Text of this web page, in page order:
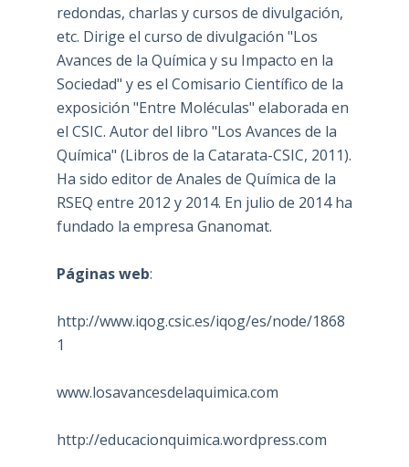
redondas, charlas y cursos de divulgación,
etc. Dirige el curso de divulgación "Los
Avances de la Química y su Impacto en la
Sociedad" y es el Comisario Científico de la
exposición "Entre Moléculas" elaborada en
el CSIC. Autor del libro "Los Avances de la
Química" (Libros de la Catarata-CSIC, 2011).
Ha sido editor de Anales de Química de la
RSEQ entre 2012 y 2014. En julio de 2014 ha
fundado la empresa Gnanomat.
Páginas web:
http://www.iqog.csic.es/iqog/es/node/1868
1
www.losavancesdelaquimica.com
http://educacionquimica.wordpress.com